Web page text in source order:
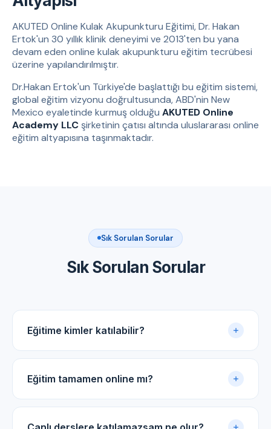
AKUTED Online Kulak Akupunkturu Eğitimi, Dr. Hakan
Ertok'un 30 yıllık klinik deneyimi ve 2013'ten bu yana
devam eden online kulak akupunkturu eğitim tecrübesi
üzerine yapılandırılmıştır.
Dr.Hakan Ertok'un Türkiye'de başlattığı bu eğitim sistemi,
global eğitim vizyonu doğrultusunda, ABD'nin New
Mexico eyaletinde kurmuş olduğu AKUTED Online
Academy LLC şirketinin çatısı altında uluslararası online
eğitim altyapısına taşınmaktadır.
Sık Sorulan Sorular
Sık Sorulan Sorular
Eğitime kimler katılabilir?
Akupunktur uygulama sertifikasına sahip tüm tıp
doktorları ve diş hekimleri için uygundur.
Eğitim tamamen online mı?
Evet. Eğitim online panel üzerinden yürütülür. Canlı
dersler, kayıtlı video arşivi ve PDF ders notlarıyla